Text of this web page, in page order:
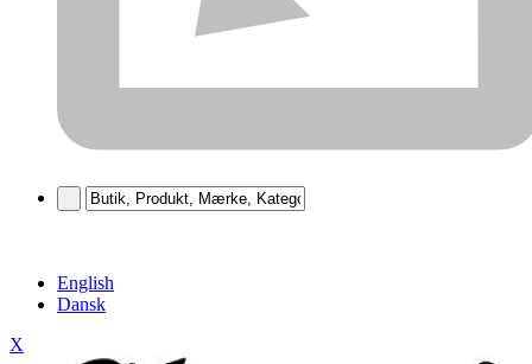
English
Dansk
X